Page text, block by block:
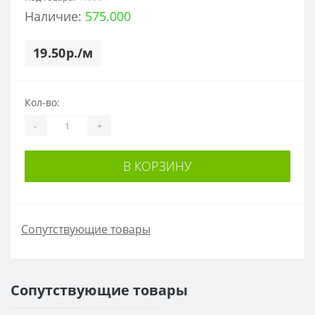
Наличие: 575.000
19.50р./м
Кол-во:
- +
В КОРЗИНУ
Сопутствующие товары
Сопутствующие товары